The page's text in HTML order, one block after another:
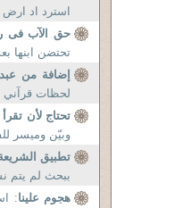
استرد اد
حق الآب فى
تحتضن ابنها
إضافة من
لحظات قرآني
تحتاج لأن تقرأ
وبيّن وميسر
تطبيق
ببحث لم يتم
هجوم علينا: